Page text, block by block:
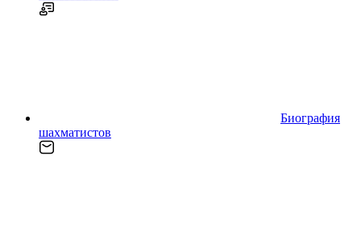
Биография
шахматистов